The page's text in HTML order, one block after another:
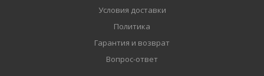
Условия доставки
Политика
Гарантия и возврат
Вопрос-ответ